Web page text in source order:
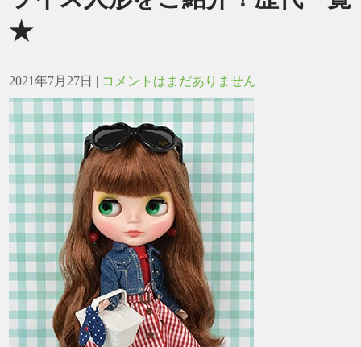
★
2021年7月27日 | コメントはまだありません